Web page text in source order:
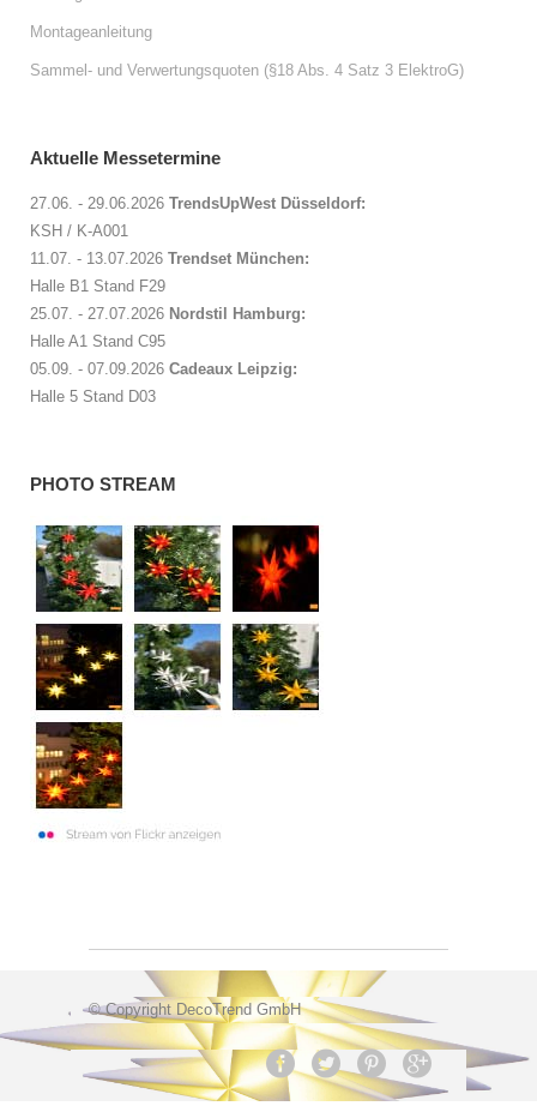
Montageanleitung
Sammel- und Verwertungsquoten (§18 Abs. 4 Satz 3 ElektroG)
Aktuelle Messetermine
27.06. - 29.06.2026 TrendsUpWest Düsseldorf:
KSH / K-A001
11.07. - 13.07.2026 Trendset München:
Halle B1 Stand F29
25.07. - 27.07.2026 Nordstil Hamburg:
Halle A1 Stand C95
05.09. - 07.09.2026 Cadeaux Leipzig:
Halle 5 Stand D03
PHOTO STREAM
© Copyright DecoTrend GmbH